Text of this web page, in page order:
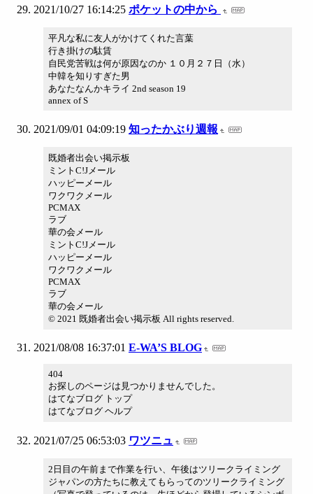
2021/10/27 16:14:25 ポケットの中から
平凡な私に友人がかけてくれた言葉
行き掛けの駄賃
自民党苦戦は何が原因なのか １０月２７日（水）
中韓を知りすぎた男
あなたなんかキライ 2nd season 19
annex of S
2021/09/01 04:09:19 知ったかぶり週報
既婚者出会い掲示板
ミントC!Jメール
ハッピーメール
ワクワクメール
PCMAX
ラブ
華の会メール
ミントC!Jメール
ハッピーメール
ワクワクメール
PCMAX
ラブ
華の会メール
© 2021 既婚者出会い掲示板 All rights reserved.
2021/08/08 16:37:01 E-WA’S BLOG
404
お探しのページは見つかりませんでした。
はてなブログ トップ
はてなブログ ヘルプ
2021/07/25 06:53:03 ワツニュ
2日目の午前まで作業を行い、午後はツリークライミング
ジャパンの方たちに教えてもらってのツリークライミング